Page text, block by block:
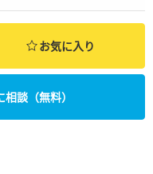
お気に入り
談（無料）